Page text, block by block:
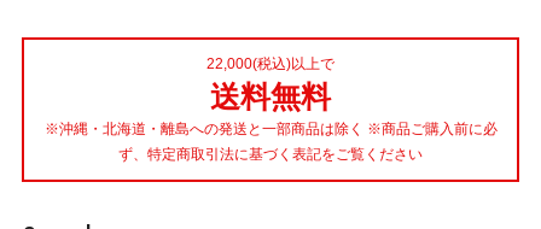
22,000(税込)以上で
送料無料
※沖縄・北海道・離島への発送と一部商品は除く ※商品ご購入前に必
ず、特定商取引法に基づく表記をご覧ください